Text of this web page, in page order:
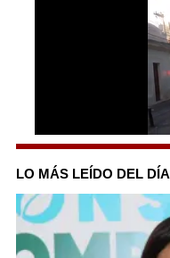
0
of
25
seconds
LO MÁS LEÍDO DEL DÍA